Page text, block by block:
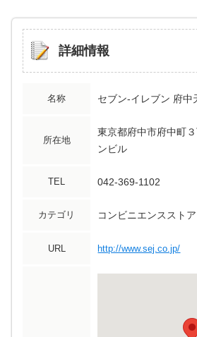
詳細情報
名称 セブン-イレブン 府中
所在地
東京都府中市府中町
ンビル
TEL 042-369-1102
カテゴリ コンビニエンススト
URL http://www.sej.co.jp/